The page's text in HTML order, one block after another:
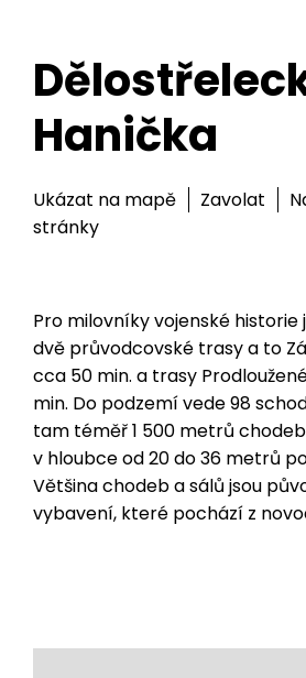
Hanička
Ukázat na mapě Zavolat
stránky
Pro milovníky vojenské historie
dvě průvodcovské trasy a to
cca 50 min. a trasy
min. Do podzemí vede 98
tam téměř 1 500 metrů
v hloubce od 20 do 36 metrů
Většina chodeb a sálů jsou
vybavení, které pochází z